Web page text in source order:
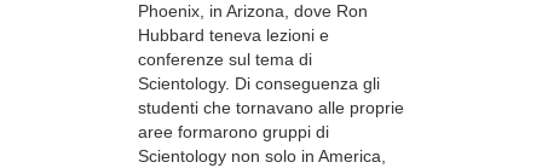
Phoenix, in Arizona, dove Ron
Hubbard teneva lezioni e
conferenze sul tema di
Scientology. Di conseguenza gli
studenti che tornavano alle proprie
aree formarono gruppi di
Scientology non solo in America,